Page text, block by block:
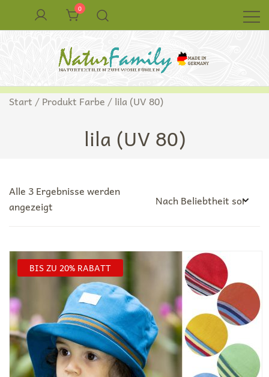
0
NaturFamily Shop – Naturtextilien für
Babys, Kinder und ganze Familie
Naturkleidung aus Wolle und Seide
Start / Produkt Farbe / lila (UV 80)
lila (UV 80)
Alle 3 Ergebnisse werden
angezeigt
BIS ZU 20% RABATT